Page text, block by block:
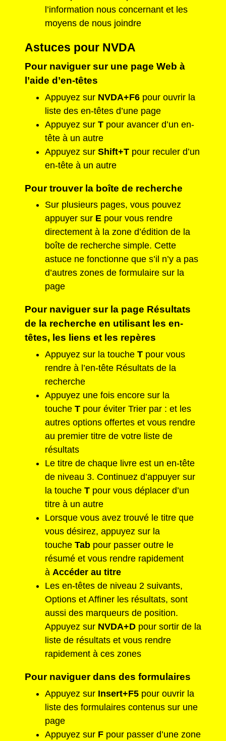
l’information nous concernant et les
moyens de nous joindre
Astuces pour NVDA
Pour naviguer sur une page Web à
l’aide d’en-têtes
Appuyez sur NVDA+F6pour ouvrir la
liste des en-têtes d’une page
Appuyez sur Tpour avancer d’un en-
tête à un autre
Appuyez sur Shift+Tpour reculer d’un
en-tête à un autre
Pour trouver la boîte de recherche
Sur plusieurs pages, vous pouvez
appuyer sur Epour vous rendre
directement à la zone d’édition de la
boîte de recherche simple. Cette
astuce ne fonctionne que s’il n’y a pas
d’autres zones de formulaire sur la
page
Pour naviguer sur la page Résultats
de la recherche en utilisant les en-
têtes, les liens et les repères
Appuyez sur la touche Tpour vous
rendre à l’en-tête Résultats de la
recherche
Appuyez une fois encore sur la
touche Tpour éviter Trier par : et les
autres options offertes et vous rendre
au premier titre de votre liste de
résultats
Le titre de chaque livre est un en-tête
de niveau 3. Continuez d’appuyer sur
la touche Tpour vous déplacer d’un
titre à un autre
Lorsque vous avez trouvé le titre que
vous désirez, appuyez sur la
touche Tabpour passer outre le
résumé et vous rendre rapidement
à Accéder au titre
Les en-têtes de niveau 2 suivants,
Options et Affiner les résultats, sont
aussi des marqueurs de position.
Appuyez sur NVDA+Dpour sortir de la
liste de résultats et vous rendre
rapidement à ces zones
Pour naviguer dans des formulaires
Appuyez sur Insert+F5pour ouvrir la
liste des formulaires contenus sur une
page
Appuyez sur Fpour passer d’une zone